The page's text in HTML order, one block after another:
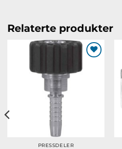
Relaterte produkter
ønskeliste
PRESSDELER